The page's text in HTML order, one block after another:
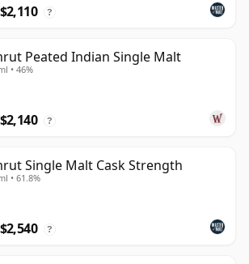
?
Peated Indian Single Malt
• 46%
?
Single Malt Cask Strength
• 61.8%
?